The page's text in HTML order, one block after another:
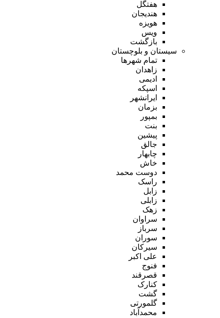
هفتگل
هندیجان
هویزه
ویس
بازگشت
سیستان و بلوچستان
تمام شهر‌ها
زاهدان
ادیمی
اسپکه
ایرانشهر
بزمان
بمپور
بنت
پیشین
جالق
چابهار
خاش
دوست محمد
راسک
زابل
زابلی
زهک
سراوان
سرباز
سوران
سیرکان
علی اکبر
فنوج
قصرقند
کنارک
گشت
گلمورتی
محمدآباد